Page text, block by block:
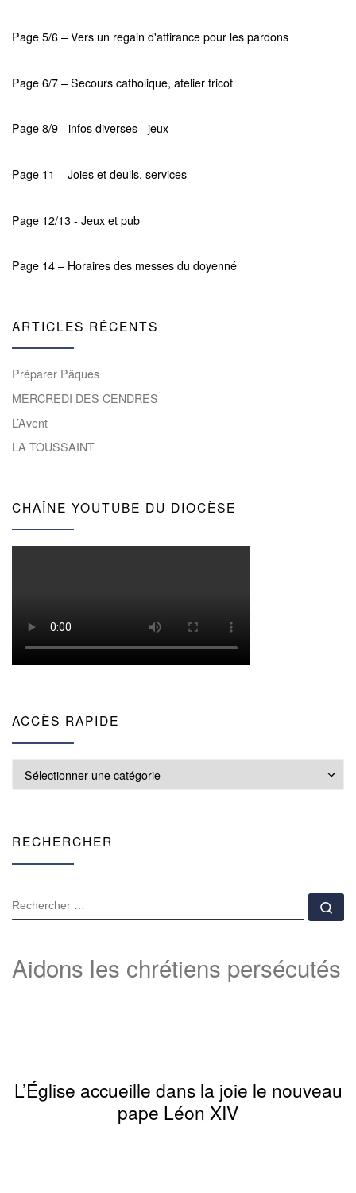
Page 5/6 – Vers un regain d'attirance pour les pardons
Page 6/7 – Secours catholique, atelier tricot
Page 8/9 - infos diverses - jeux
Page 11 – Joies et deuils, services
Page 12/13 - Jeux et pub
Page 14 – Horaires des messes du doyenné
ARTICLES RÉCENTS
Préparer Pâques
MERCREDI DES CENDRES
L’Avent
LA TOUSSAINT
CHAÎNE YOUTUBE DU DIOCÈSE
ACCÈS RAPIDE
RECHERCHER
RECHERCHER
Aidons les chrétiens persécutés
L’Église accueille dans la joie le nouveau
pape Léon XIV